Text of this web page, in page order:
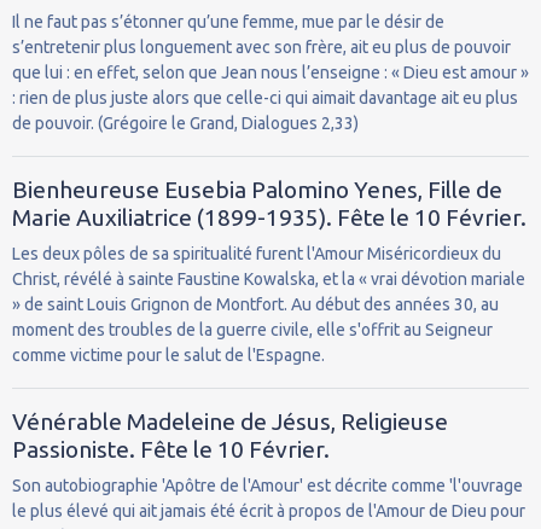
Il ne faut pas s’étonner qu’une femme, mue par le désir de
s’entretenir plus longuement avec son frère, ait eu plus de pouvoir
que lui : en effet, selon que Jean nous l’enseigne : « Dieu est amour »
: rien de plus juste alors que celle-ci qui aimait davantage ait eu plus
de pouvoir. (Grégoire le Grand, Dialogues 2,33)
Bienheureuse Eusebia Palomino Yenes, Fille de
Marie Auxiliatrice (1899-1935). Fête le 10 Février.
Les deux pôles de sa spiritualité furent l'Amour Miséricordieux du
Christ, révélé à sainte Faustine Kowalska, et la « vrai dévotion mariale
» de saint Louis Grignon de Montfort. Au début des années 30, au
moment des troubles de la guerre civile, elle s'offrit au Seigneur
comme victime pour le salut de l'Espagne.
Vénérable Madeleine de Jésus, Religieuse
Passioniste. Fête le 10 Février.
Son autobiographie 'Apôtre de l'Amour' est décrite comme 'l'ouvrage
le plus élevé qui ait jamais été écrit à propos de l'Amour de Dieu pour